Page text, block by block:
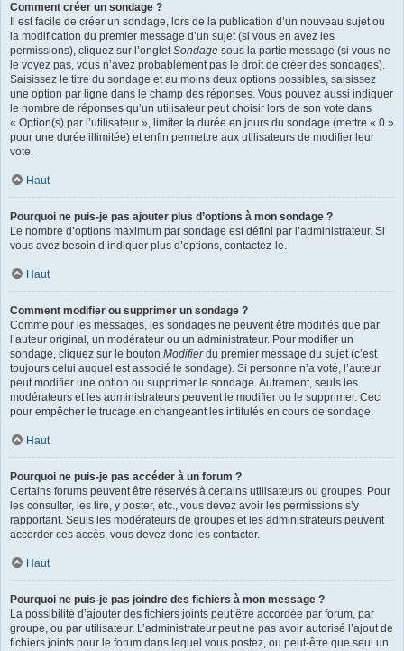
Comment créer un sondage ?
Il est facile de créer un sondage, lors de la publication d’un nouveau sujet ou
la modification du premier message d’un sujet (si vous en avez les
permissions), cliquez sur l’ongletSondage sous la partie message (si vous ne
le voyez pas, vous n’avez probablement pas le droit de créer des sondages).
Saisissez le titre du sondage et au moins deux options possibles, saisissez
une option par ligne dans le champ des réponses. Vous pouvez aussi indiquer
le nombre de réponses qu’un utilisateur peut choisir lors de son vote dans
« Option(s) par l’utilisateur », limiter la durée en jours du sondage (mettre « 0 »
pour une durée illimitée) et enfin permettre aux utilisateurs de modifier leur
vote.
Haut
Pourquoi ne puis-je pas ajouter plus d’options à mon sondage ?
Le nombre d’options maximum par sondage est défini par l’administrateur. Si
vous avez besoin d’indiquer plus d’options, contactez-le.
Haut
Comment modifier ou supprimer un sondage ?
Comme pour les messages, les sondages ne peuvent être modifiés que par
l’auteur original, un modérateur ou un administrateur. Pour modifier un
sondage, cliquez sur le bouton Modifierdu premier message du sujet (c’est
toujours celui auquel est associé le sondage). Si personne n’a voté, l’auteur
peut modifier une option ou supprimer le sondage. Autrement, seuls les
modérateurs et les administrateurs peuvent le modifier ou le supprimer. Ceci
pour empêcher le trucage en changeant les intitulés en cours de sondage.
Haut
Pourquoi ne puis-je pas accéder à un forum ?
Certains forums peuvent être réservés à certains utilisateurs ou groupes. Pour
les consulter, les lire, y poster, etc., vous devez avoir les permissions s’y
rapportant. Seuls les modérateurs de groupes et les administrateurs peuvent
accorder ces accès, vous devez donc les contacter.
Haut
Pourquoi ne puis-je pas joindre des fichiers à mon message ?
La possibilité d’ajouter des fichiers joints peut être accordée par forum, par
groupe, ou par utilisateur. L’administrateur peut ne pas avoir autorisé l’ajout de
fichiers joints pour le forum dans lequel vous postez, ou peut-être que seul un